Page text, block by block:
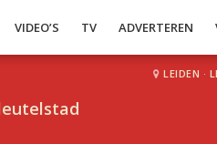
VIDEO’S TV ADVERTEREN
LEIDEN ·